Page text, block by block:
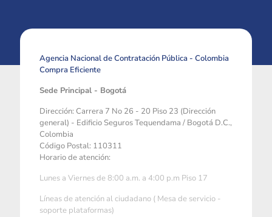
Agencia Nacional de Contratación Pública - Colombia
Compra Eficiente
Sede Principal - Bogotá
Dirección: Carrera 7 No 26 - 20 Piso 23 (Dirección
general) - Edificio Seguros Tequendama / Bogotá D.C.,
Colombia
Código Postal: 110311
Horario de atención:
Lunes a Viernes de 8:00 a.m. a 4:00 p.m Piso 17
Líneas de atención al ciudadano ( Mesa de servicio -
soporte plataformas)